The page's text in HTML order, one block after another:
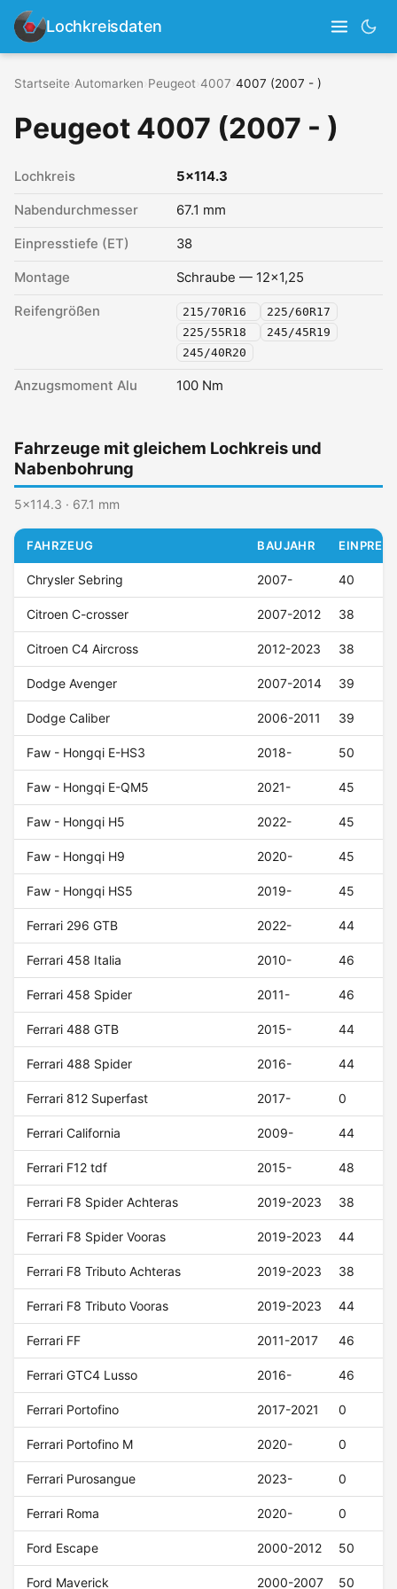
Lochkreisdaten
Startseite Automarken Peugeot 4007 4007 (2007 - )
Peugeot 4007 (2007 - )
Lochkreis 5x114.3
Nabendurchmesser 67.1 mm
Einpresstiefe (ET) 38
Montage Schraube — 12x1,25
Reifengrößen 215/70R16
225/60R17
225/55R18
245/45R19
245/40R20
Anzugsmoment Alu 100 Nm
Fahrzeuge mit gleichem Lochkreis und
Nabenbohrung
5x114.3 · 67.1 mm
FAHRZEUG BAUJAHR
Chrysler Sebring 2007- 40
Citroen C-crosser 2007-2012 38
Citroen C4 Aircross 2012-2023 38
Dodge Avenger 2007-2014 39
Dodge Caliber 2006-2011 39
Faw - Hongqi E-HS3 2018- 50
Faw - Hongqi E-QM5 2021- 45
Faw - Hongqi H5 2022- 45
Faw - Hongqi H9 2020- 45
Faw - Hongqi HS5 2019- 45
Ferrari 296 GTB 2022- 44
Ferrari 458 Italia 2010- 46
Ferrari 458 Spider 2011- 46
Ferrari 488 GTB 2015- 44
Ferrari 488 Spider 2016- 44
Ferrari 812 Superfast 2017- 0
Ferrari California 2009- 44
Ferrari F12 tdf 2015- 48
Ferrari F8 Spider Achteras 2019-2023 38
Ferrari F8 Spider Vooras 2019-2023 44
Ferrari F8 Tributo Achteras 2019-2023 38
Ferrari F8 Tributo Vooras 2019-2023 44
Ferrari FF 2011-2017 46
Ferrari GTC4 Lusso 2016- 46
Ferrari Portofino 2017-2021 0
Ferrari Portofino M 2020- 0
Ferrari Purosangue 2023- 0
Ferrari Roma 2020- 0
Ford Escape 2000-2012 50
Ford Maverick 2000-2007 50